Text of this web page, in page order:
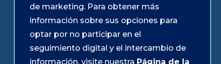
Edmonds
Everett
Federal Way
Gig Harbor
Puyallup
Redmond
Shoreline
Southcenter
de marketing. Para obtener más
información sobre sus opciones para
optar por no participar en el
seguimiento digital y el intercambio de
información, visite nuestra Página de la